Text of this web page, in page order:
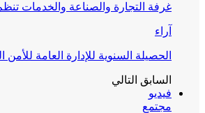
غرفة التجارة والصناعة والخدمات
آراء
الحصيلة السنوية للإدارة العامة للأمن
السابق التالي
فيديو
مجتمع